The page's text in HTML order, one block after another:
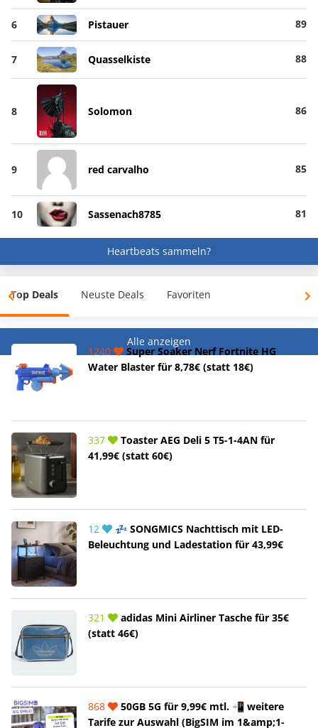
6 Pistauer 89
7 Quasselkiste 88
8 Solomon 86
9 red carvalho 85
10 Sassenach8785 81
Heartbeats sammeln?
Top Deals Neuste Deals Favoriten
Alle anzeigen
1240
Super Soaker Nerf Fortnite HG
Water Blaster für 8,78€ (statt 18€)
337
Toaster AEG Deli 5 T5-1-4AN für
41,99€ (statt 60€)
12
💤 SONGMICS Nachttisch mit LED-
Beleuchtung und Ladestation für 43,99€
321
adidas Mini Airliner Tasche für 35€
(statt 46€)
868
50GB 5G für 9,99€ mtl. 📲 weitere
Tarife zur Auswahl (BigSIM im 1&amp;1-